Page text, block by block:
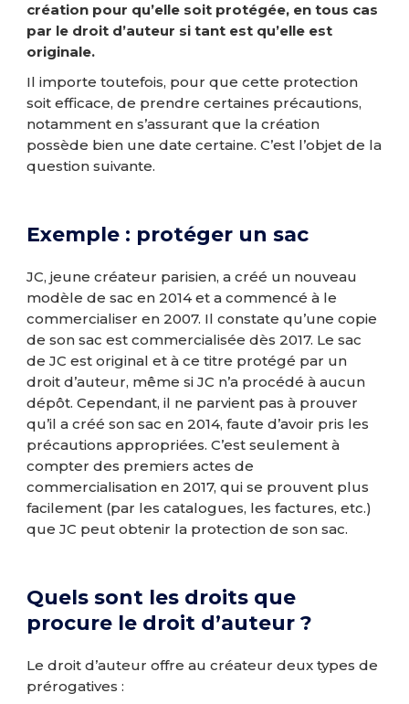
création pour qu’elle soit protégée, en tous cas
par le droit d’auteur si tant est qu’elle est
originale.
Il importe toutefois, pour que cette protection
soit efficace, de prendre certaines précautions,
notamment en s’assurant que la création
possède bien une date certaine. C’est l’objet de la
question suivante.
Exemple : protéger un sac
JC, jeune créateur parisien, a créé un nouveau
modèle de sac en 2014 et a commencé à le
commercialiser en 2007. Il constate qu’une copie
de son sac est commercialisée dès 2017. Le sac
de JC est original et à ce titre protégé par un
droit d’auteur, même si JC n’a procédé à aucun
dépôt. Cependant, il ne parvient pas à prouver
qu’il a créé son sac en 2014, faute d’avoir pris les
précautions appropriées. C’est seulement à
compter des premiers actes de
commercialisation en 2017, qui se prouvent plus
facilement (par les catalogues, les factures, etc.)
que JC peut obtenir la protection de son sac.
Quels sont les droits que
procure le droit d’auteur ?
Le droit d’auteur offre au créateur deux types de
prérogatives :